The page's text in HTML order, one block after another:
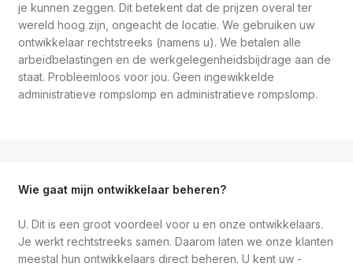
je kunnen zeggen. Dit betekent dat de prijzen overal ter
wereld hoog zijn, ongeacht de locatie. We gebruiken uw
ontwikkelaar rechtstreeks (namens u). We betalen alle
arbeidbelastingen en de werkgelegenheidsbijdrage aan de
staat. Probleemloos voor jou. Geen ingewikkelde
administratieve rompslomp en administratieve rompslomp.
Wie gaat mijn ontwikkelaar beheren?
U. Dit is een groot voordeel voor u en onze ontwikkelaars.
Je werkt rechtstreeks samen. Daarom laten we onze klanten
meestal hun ontwikkelaars direct beheren. U kent uw -